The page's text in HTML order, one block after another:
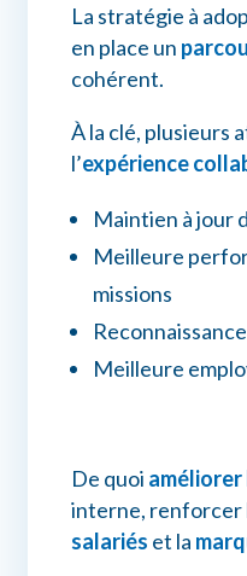
La stratégie à
en place un
cohérent.
À la clé, plusieurs
l’expérience
Maintien à jour
Meilleure
missions
Meilleure
De quoi améliorer
interne, renforcer
salariés et la